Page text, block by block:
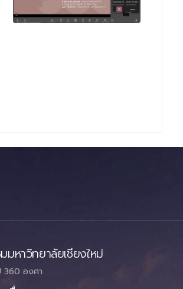
มหาวิทยาลัยเชียงใหม่
360 องศา